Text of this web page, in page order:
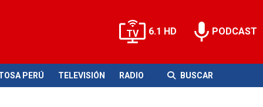
6.1 HD PODCAST
PERÚ TELEVISIÓN RADIO BUSCAR